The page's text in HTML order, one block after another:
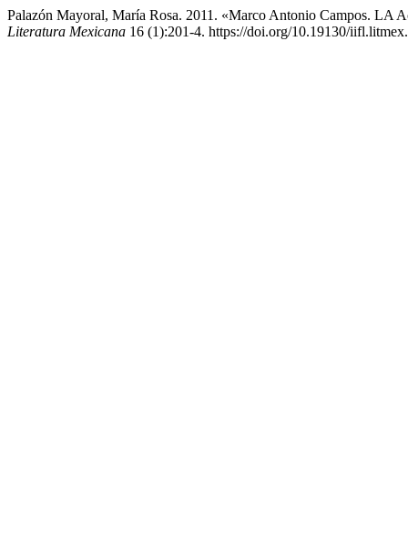
Palazón Mayoral, María Rosa. 2011. «Marco Antonio Campos. LA
Literatura Mexicana 16 (1):201-4. https://doi.org/10.19130/